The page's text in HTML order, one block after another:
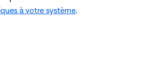
à votre système